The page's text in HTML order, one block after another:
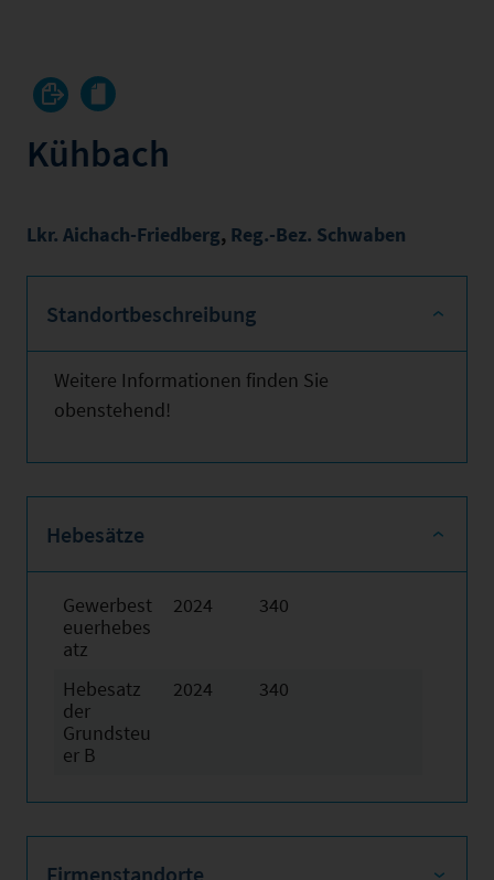
Kühbach
Lkr. Aichach-Friedberg, Reg.-Bez. Schwaben
Standortbeschreibung
Weitere Informationen finden Sie
obenstehend!
Hebesätze
Gewerbest
euerhebes
atz
2024 340
Hebesatz
der
Grundsteu
er B
2024 340
Firmenstandorte